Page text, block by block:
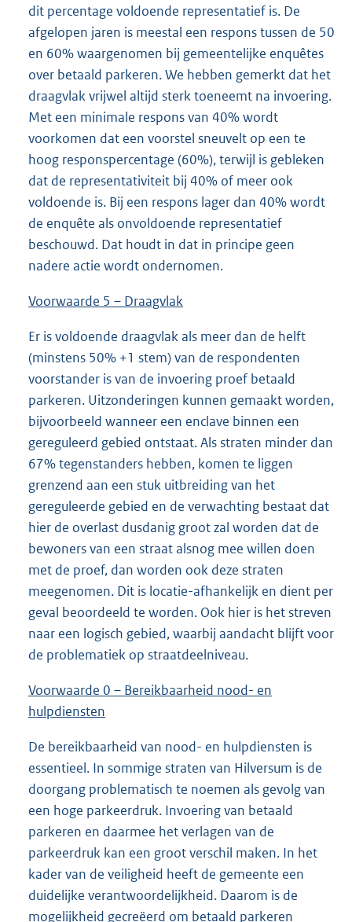
dit percentage voldoende representatief is. De
afgelopen jaren is meestal een respons tussen de 50
en 60% waargenomen bij gemeentelijke enquêtes
over betaald parkeren. We hebben gemerkt dat het
draagvlak vrijwel altijd sterk toeneemt na invoering.
Met een minimale respons van 40% wordt
voorkomen dat een voorstel sneuvelt op een te
hoog responspercentage (60%), terwijl is gebleken
dat de representativiteit bij 40% of meer ook
voldoende is. Bij een respons lager dan 40% wordt
de enquête als onvoldoende representatief
beschouwd. Dat houdt in dat in principe geen
nadere actie wordt ondernomen.
Voorwaarde 5 – Draagvlak
Er is voldoende draagvlak als meer dan de helft
(minstens 50% +1 stem) van de respondenten
voorstander is van de invoering proef betaald
parkeren. Uitzonderingen kunnen gemaakt worden,
bijvoorbeeld wanneer een enclave binnen een
gereguleerd gebied ontstaat. Als straten minder dan
67% tegenstanders hebben, komen te liggen
grenzend aan een stuk uitbreiding van het
gereguleerde gebied en de verwachting bestaat dat
hier de overlast dusdanig groot zal worden dat de
bewoners van een straat alsnog mee willen doen
met de proef, dan worden ook deze straten
meegenomen. Dit is locatie-afhankelijk en dient per
geval beoordeeld te worden. Ook hier is het streven
naar een logisch gebied, waarbij aandacht blijft voor
de problematiek op straatdeelniveau.
Voorwaarde 0 – Bereikbaarheid nood- en
hulpdiensten
De bereikbaarheid van nood- en hulpdiensten is
essentieel. In sommige straten van Hilversum is de
doorgang problematisch te noemen als gevolg van
een hoge parkeerdruk. Invoering van betaald
parkeren en daarmee het verlagen van de
parkeerdruk kan een groot verschil maken. In het
kader van de veiligheid heeft de gemeente een
duidelijke verantwoordelijkheid. Daarom is de
mogelijkheid gecreëerd om betaald parkeren